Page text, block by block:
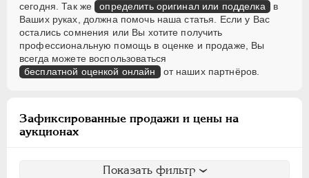
сегодня. Так же определить оригинал или подделка в
Ваших руках, должна помочь наша статья. Если у Вас
остались сомнения или Вы хотите получить
профессиональную помощь в оценке и продаже, Вы
всегда можете воспользоваться
бесплатной оценкой онлайн от наших партнёров.
Зафиксированные продажи и цены на
аукционах
Показать фильтр